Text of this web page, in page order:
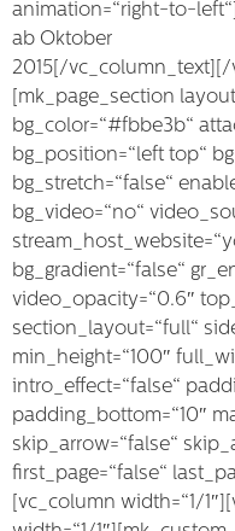
animation=“right-to-
ab Oktober
2015[/vc_column_text][/
[mk_page_section
bg_color=“#fbbe3b“
bg_position=“left top“
bg_stretch=“false“
bg_video=“no“
bg_gradient=“false“
video_opacity=“0.6″
section_layout=“full“
min_height=“100″
intro_effect=“false“
padding_bottom=“10″
skip_arrow=“false“
first_page=“false“
[vc_column width=“1/